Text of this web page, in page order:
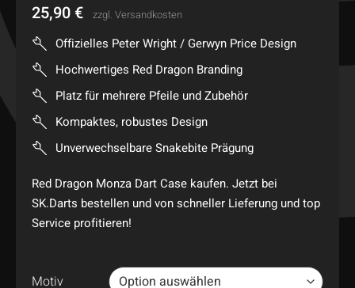
25,90 € zzgl. Versandkosten
Offizielles Peter Wright / Gerwyn Price Design
Hochwertiges Red Dragon Branding
Platz für mehrere Pfeile und Zubehör
Kompaktes, robustes Design
Unverwechselbare Snakebite Prägung
Red Dragon Monza Dart Case kaufen. Jetzt bei
SK.Darts bestellen und von schneller Lieferung und top
Service profitieren!
Motiv